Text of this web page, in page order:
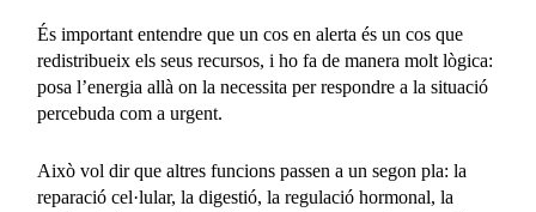
És important entendre que un cos en alerta és un cos que
redistribueix els seus recursos, i ho fa de manera molt lògica:
posa l’energia allà on la necessita per respondre a la situació
percebuda com a urgent.
Això vol dir que altres funcions passen a un segon pla: la
reparació cel·lular, la digestió, la regulació hormonal, la